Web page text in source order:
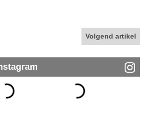
Volgend artikel